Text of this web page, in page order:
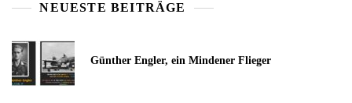
NEUESTE BEITRÄGE
Günther Engler, ein Mindener Flieger